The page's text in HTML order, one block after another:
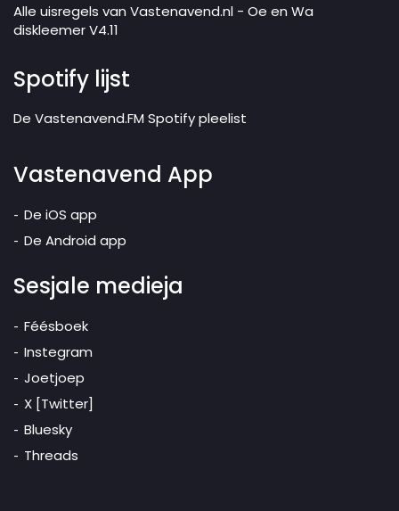
Alle uisregels van Vastenavend.nl - Oe en Wa
diskleemer V4.11
Spotify lijst
De Vastenavend.FM Spotify pleelist
Vastenavend App
De iOS app
De Android app
Sesjale medieja
Féésboek
Instegram
Joetjoep
X [Twitter]
Bluesky
Threads